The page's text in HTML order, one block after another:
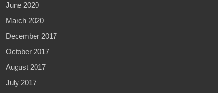
June 2020
March 2020
December 2017
October 2017
August 2017
July 2017